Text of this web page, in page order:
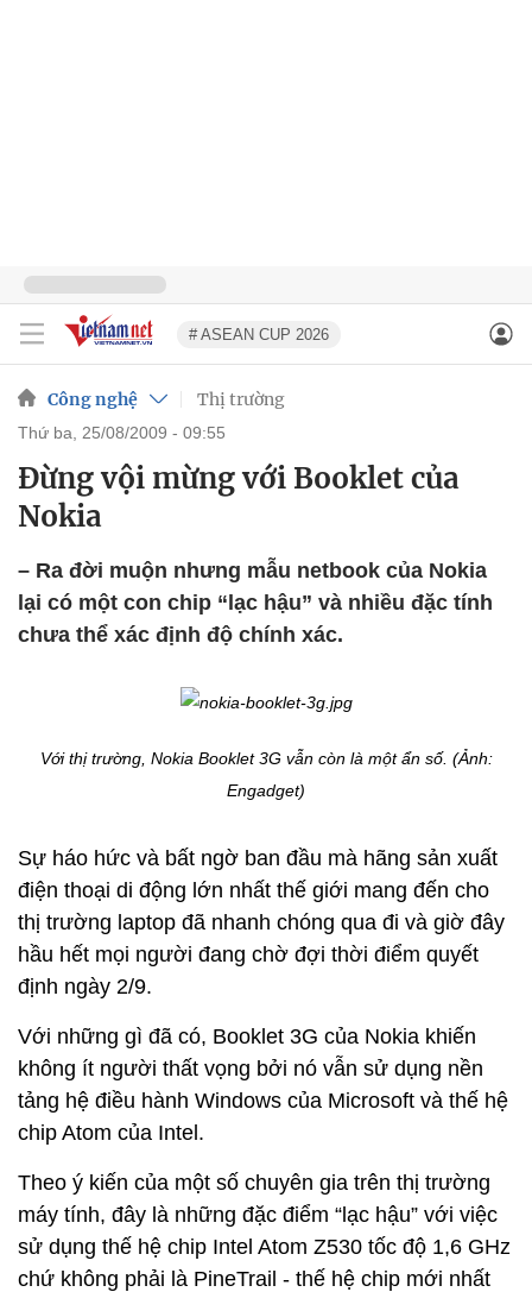
# ASEAN CUP 2026
Công nghệ Thị trường
thứ ba, 25/08/2009 - 09:55
Đừng vội mừng với Booklet của
Nokia
– Ra đời muộn nhưng mẫu netbook của Nokia
lại có một con chip “lạc hậu” và nhiều đặc tính
chưa thể xác định độ chính xác.
Với thị trường, Nokia Booklet 3G vẫn còn là một ẩn số. (Ảnh:
Engadget)
Sự háo hức và bất ngờ ban đầu mà hãng sản xuất
điện thoại di động lớn nhất thế giới mang đến cho
thị trường laptop đã nhanh chóng qua đi và giờ đây
hầu hết mọi người đang chờ đợi thời điểm quyết
định ngày 2/9.
Với những gì đã có, Booklet 3G của Nokia khiến
không ít người thất vọng bởi nó vẫn sử dụng nền
tảng hệ điều hành Windows của Microsoft và thế hệ
chip Atom của Intel.
Theo ý kiến của một số chuyên gia trên thị trường
máy tính, đây là những đặc điểm “lạc hậu” với việc
sử dụng thế hệ chip Intel Atom Z530 tốc độ 1,6 GHz
chứ không phải là PineTrail - thế hệ chip mới nhất